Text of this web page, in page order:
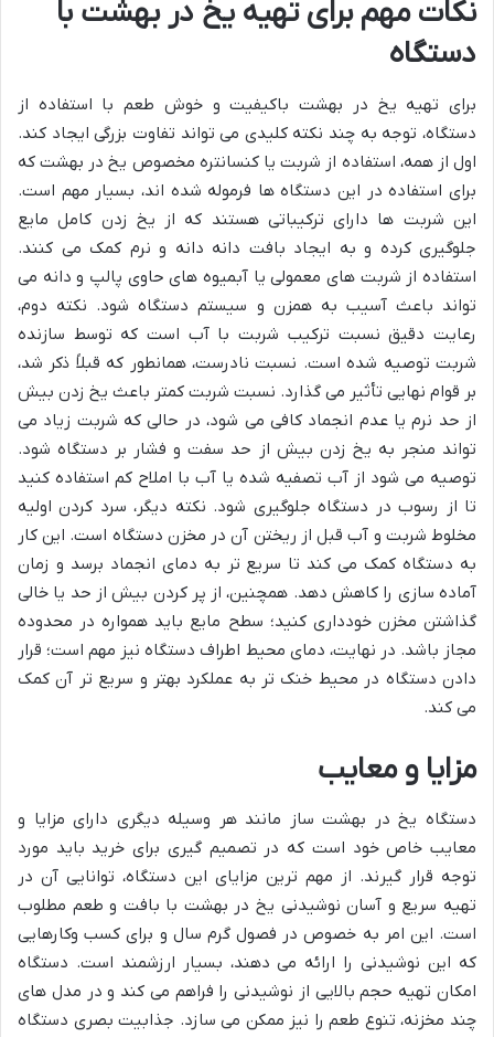
نکات مهم برای تهیه یخ در بهشت با
دستگاه
برای تهیه یخ در بهشت باکیفیت و خوش طعم با استفاده از
دستگاه، توجه به چند نکته کلیدی می تواند تفاوت بزرگی ایجاد کند.
اول از همه، استفاده از شربت یا کنسانتره مخصوص یخ در بهشت که
برای استفاده در این دستگاه ها فرموله شده اند، بسیار مهم است.
این شربت ها دارای ترکیباتی هستند که از یخ زدن کامل مایع
جلوگیری کرده و به ایجاد بافت دانه دانه و نرم کمک می کنند.
استفاده از شربت های معمولی یا آبمیوه های حاوی پالپ و دانه می
تواند باعث آسیب به همزن و سیستم دستگاه شود. نکته دوم،
رعایت دقیق نسبت ترکیب شربت با آب است که توسط سازنده
شربت توصیه شده است. نسبت نادرست، همانطور که قبلاً ذکر شد،
بر قوام نهایی تأثیر می گذارد. نسبت شربت کمتر باعث یخ زدن بیش
از حد نرم یا عدم انجماد کافی می شود، در حالی که شربت زیاد می
تواند منجر به یخ زدن بیش از حد سفت و فشار بر دستگاه شود.
توصیه می شود از آب تصفیه شده یا آب با املاح کم استفاده کنید
تا از رسوب در دستگاه جلوگیری شود. نکته دیگر، سرد کردن اولیه
مخلوط شربت و آب قبل از ریختن آن در مخزن دستگاه است. این کار
به دستگاه کمک می کند تا سریع تر به دمای انجماد برسد و زمان
آماده سازی را کاهش دهد. همچنین، از پر کردن بیش از حد یا خالی
گذاشتن مخزن خودداری کنید؛ سطح مایع باید همواره در محدوده
مجاز باشد. در نهایت، دمای محیط اطراف دستگاه نیز مهم است؛ قرار
دادن دستگاه در محیط خنک تر به عملکرد بهتر و سریع تر آن کمک
می کند.
مزایا و معایب
دستگاه یخ در بهشت ساز مانند هر وسیله دیگری دارای مزایا و
معایب خاص خود است که در تصمیم گیری برای خرید باید مورد
توجه قرار گیرند. از مهم ترین مزایای این دستگاه، توانایی آن در
تهیه سریع و آسان نوشیدنی یخ در بهشت با بافت و طعم مطلوب
است. این امر به خصوص در فصول گرم سال و برای کسب وکارهایی
که این نوشیدنی را ارائه می دهند، بسیار ارزشمند است. دستگاه
امکان تهیه حجم بالایی از نوشیدنی را فراهم می کند و در مدل های
چند مخزنه، تنوع طعم را نیز ممکن می سازد. جذابیت بصری دستگاه